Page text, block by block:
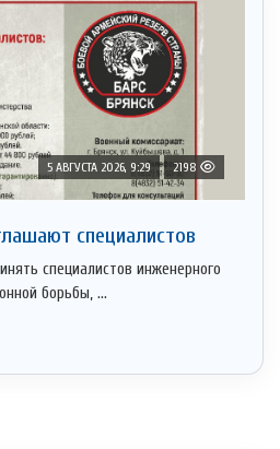
5 АВГУСТА 2026, 9:29 2198
cпециaлистoв
специалистов инженерного
борьбы, ...